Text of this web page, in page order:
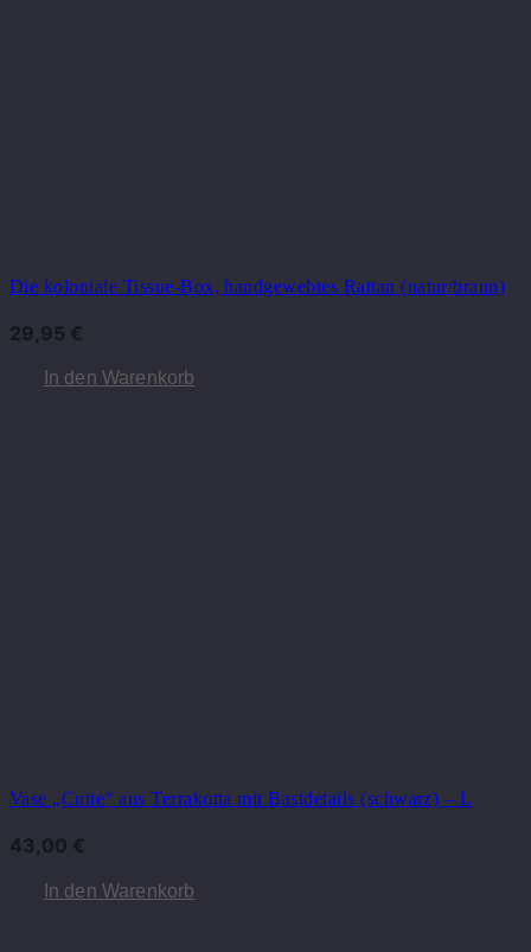
Die koloniale Tissue-Box, handgewebtes Rattan (natur/braun)
29,95 €
In den Warenkorb
Vase „Cutie“ aus Terrakotta mit Bastdetails (schwarz) – L
43,00 €
In den Warenkorb